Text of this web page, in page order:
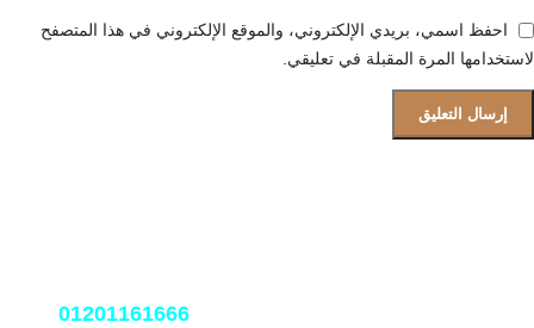
احفظ اسمي، بريدي الإلكتروني، والموقع الإلكتروني في هذا المتصفح
لاستخدامها المرة المقبلة في تعليقي.
01201161666